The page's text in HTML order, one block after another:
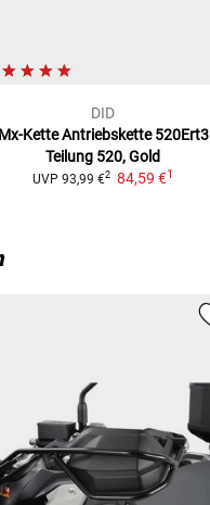
DID
Mx-Kette Antriebskette 520Ert3
Teilung 520, Gold
UVP 93,99 €2 84,59 €1